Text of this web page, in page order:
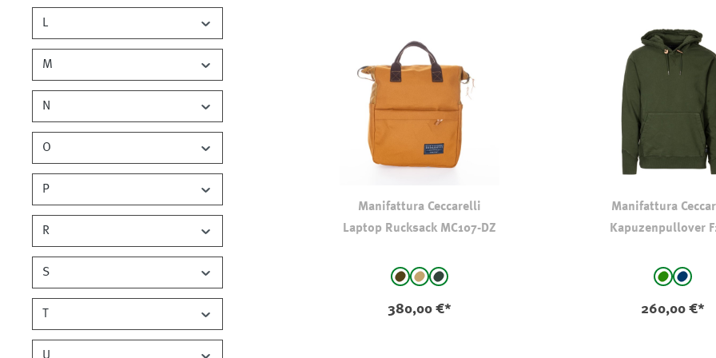
L
M
N
O
P
R
S
Manifattura Ceccarelli
Laptop Rucksack MC107-DZ
auswählen
Dunkelbraun
Hellbraun
tannengrün
380,00 €*
Manifattura
Kapuzenpullover
auswählen
grünmarine
260,00 €*